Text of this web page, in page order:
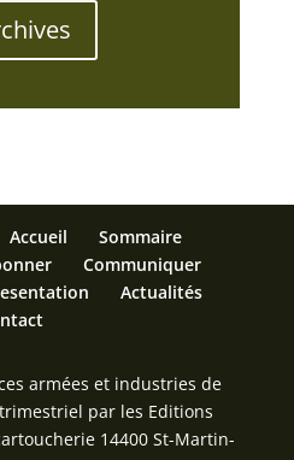
Accueil
Sommaire
Communiquer
Actualités
armées et industries de
par les Editions
14400 St-Martin-